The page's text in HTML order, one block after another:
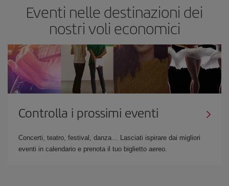
Eventi nelle destinazioni dei
nostri voli economici
Controlla i prossimi eventi
Concerti, teatro, festival, danza… Lasciati ispirare dai migliori
eventi in calendario e prenota il tuo biglietto aereo.